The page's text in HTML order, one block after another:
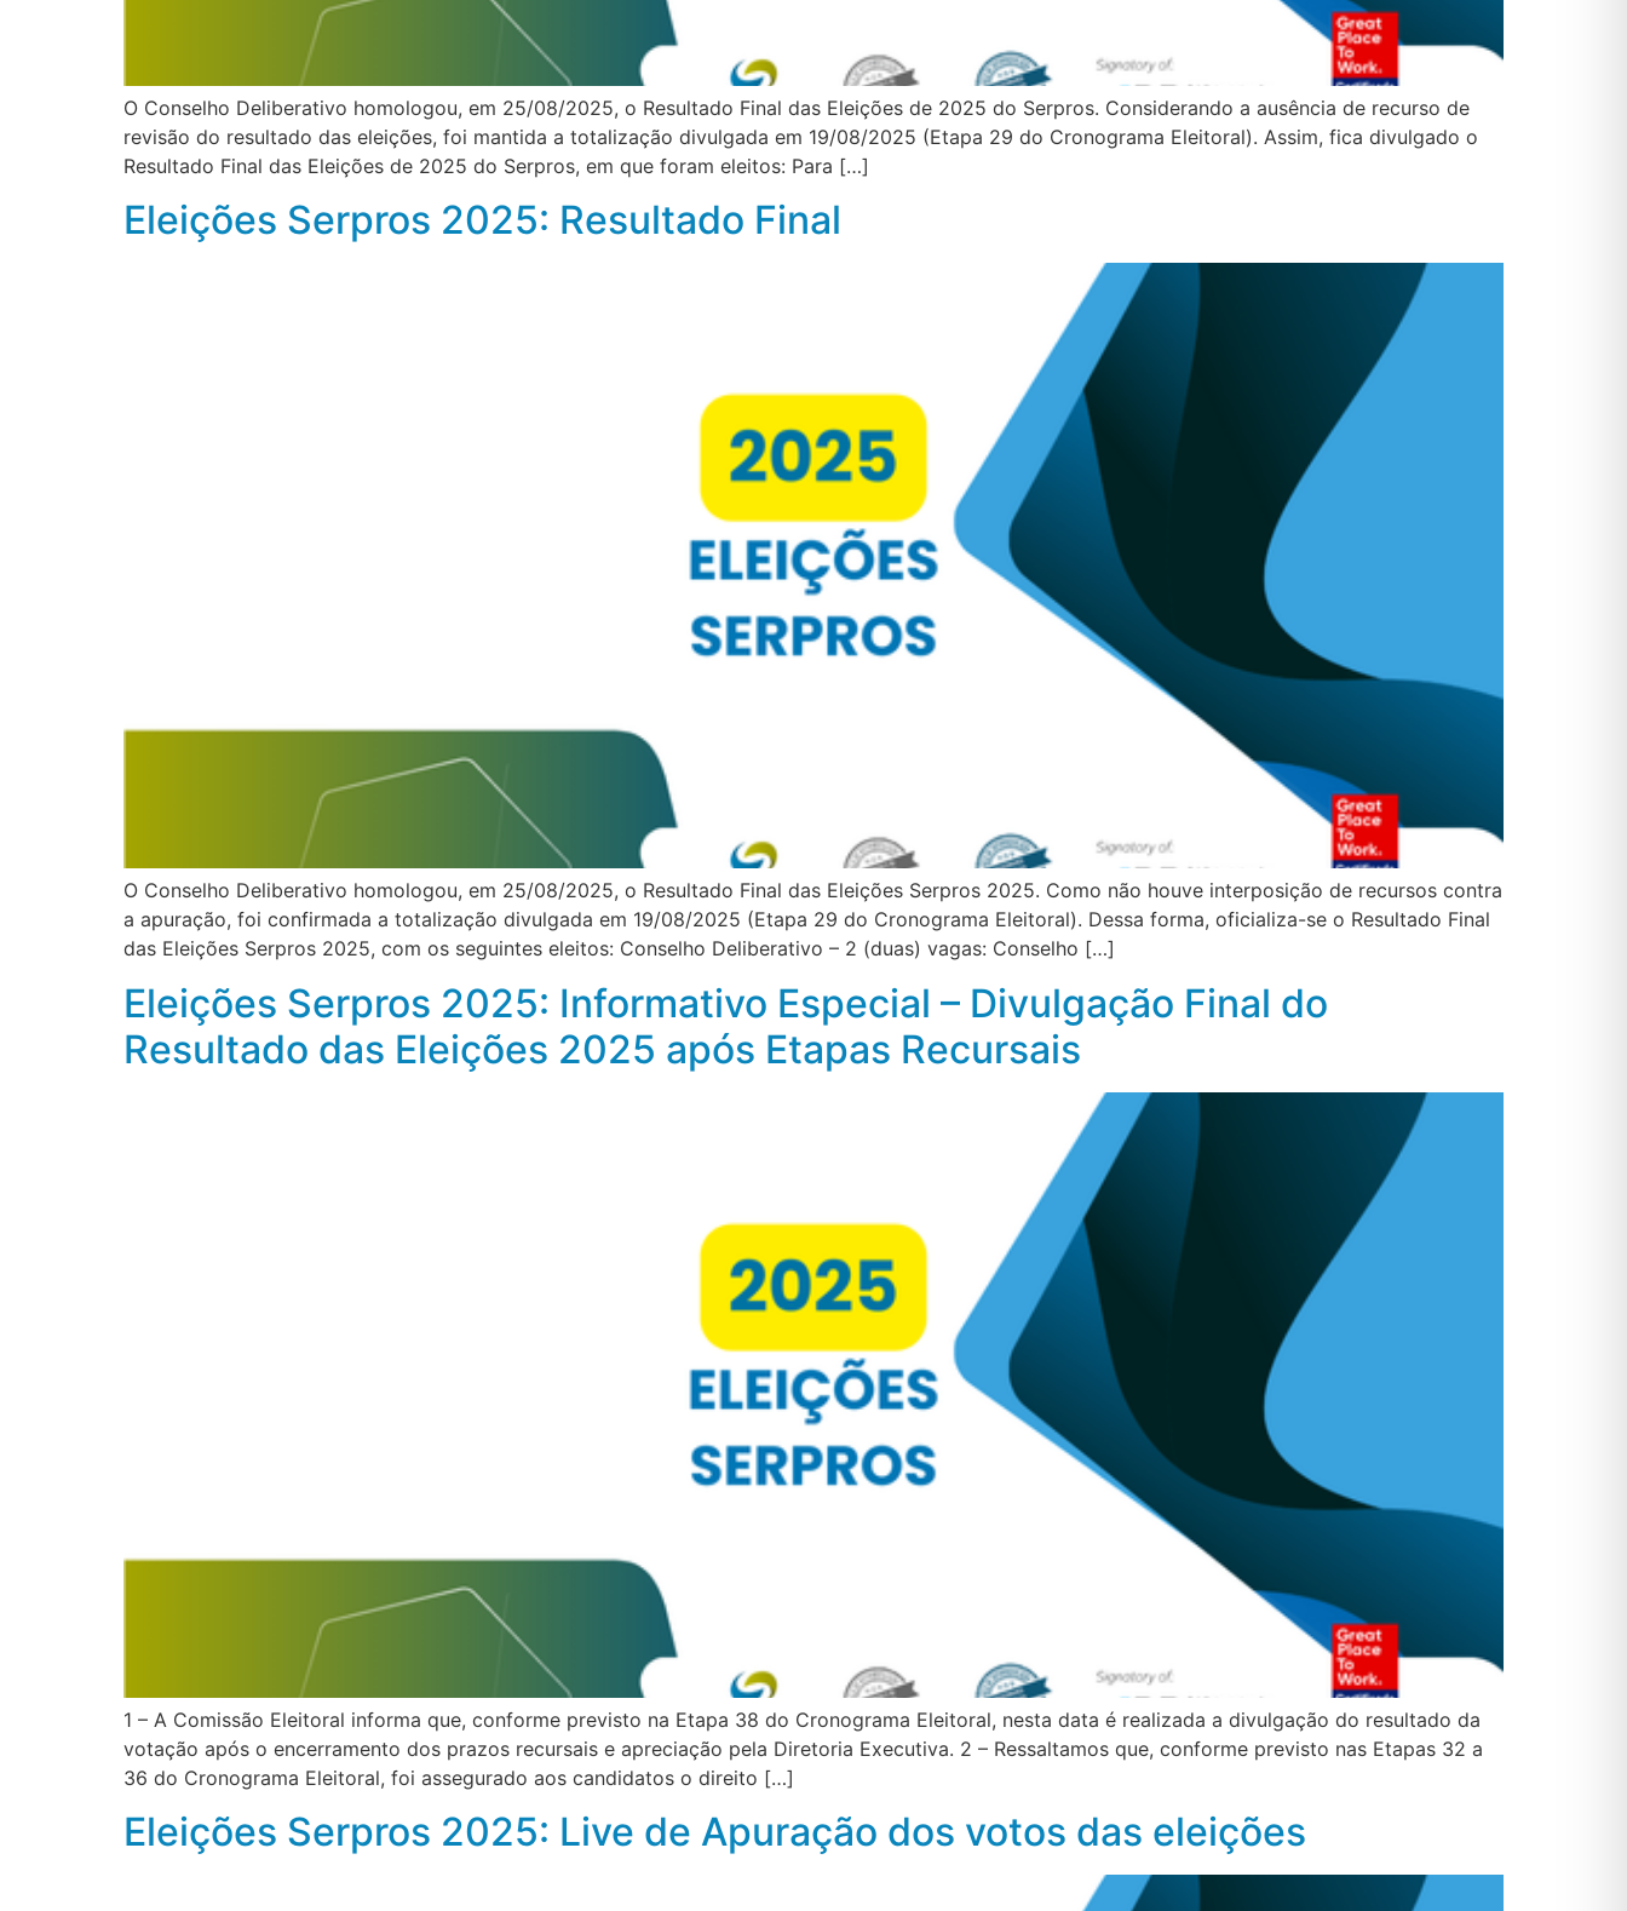
O Conselho Deliberativo homologou, em 25/08/2025, o Resultado Final das Eleições de 2025 do Serpros. Considerando a ausência de recurso de
revisão do resultado das eleições, foi mantida a totalização divulgada em 19/08/2025 (Etapa 29 do Cronograma Eleitoral). Assim, fica divulgado o
Resultado Final das Eleições de 2025 do Serpros, em que foram eleitos: Para […]
Eleições Serpros 2025: Resultado Final
O Conselho Deliberativo homologou, em 25/08/2025, o Resultado Final das Eleições Serpros 2025. Como não houve interposição de recursos contra
a apuração, foi confirmada a totalização divulgada em 19/08/2025 (Etapa 29 do Cronograma Eleitoral). Dessa forma, oficializa-se o Resultado Final
das Eleições Serpros 2025, com os seguintes eleitos: Conselho Deliberativo – 2 (duas) vagas: Conselho […]
Eleições Serpros 2025: Informativo Especial – Divulgação Final do
Resultado das Eleições 2025 após Etapas Recursais
1 – A Comissão Eleitoral informa que, conforme previsto na Etapa 38 do Cronograma Eleitoral, nesta data é realizada a divulgação do resultado da
votação após o encerramento dos prazos recursais e apreciação pela Diretoria Executiva. 2 – Ressaltamos que, conforme previsto nas Etapas 32 a
36 do Cronograma Eleitoral, foi assegurado aos candidatos o direito […]
Eleições Serpros 2025: Live de Apuração dos votos das eleições